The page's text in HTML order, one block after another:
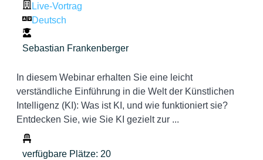
Live-Vortrag
Deutsch
Sebastian Frankenberger
In diesem Webinar erhalten Sie eine leicht
verständliche Einführung in die Welt der Künstlichen
Intelligenz (KI): Was ist KI, und wie funktioniert sie?
Entdecken Sie, wie Sie KI gezielt zur ...
verfügbare Plätze: 20